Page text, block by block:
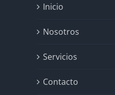
Inicio
Nosotros
Servicios
Contacto